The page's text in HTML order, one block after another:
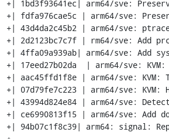
+| 1bd3f93641ec| arm64/sve:
+| fdfa976cae5c | arm64/sve:
+| 43d4da2c45b2 | arm64/sve:
+| 2d2123bc7c7f | rm64/sve: Add
+| 4ffa09a939ab| arm64/sve: Add
+| 17eed27b02da  | arm64/sve:
+| aac45ffd1f8e | arm64/sve:
+| 07d79fe7c223 | arm64/sve:
+| 43994d824e84 | arm64/sve:
+| ce6990813f15 | arm64/sve: Add
+| 94b07c1f8c39| arm64: signal: